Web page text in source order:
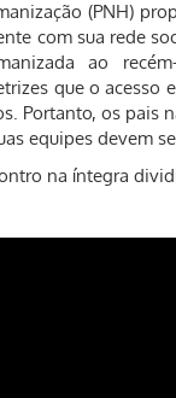
(PNH)
com sua rede
ao
que o
Portanto, os
equipes devem
na íntegra